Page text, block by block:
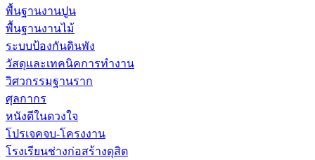
พื้นฐานงานปูน
พื้นฐานงานไม้
ระบบป้องกันดินพัง
วัสดุและเทคนิคการทำงาน
วิศวกรรมฐานราก
ศุลกากร
หนังดีในดวงใจ
โปรเจคจบ-โครงงาน
โรงเรียนช่างก่อสร้างดุสิต